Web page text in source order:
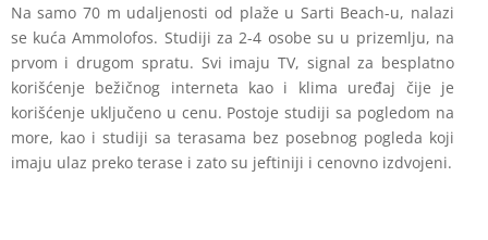
Na samo 70 m udaljenosti od plaže u Sarti Beach-u, nalazi
se kuća Ammolofos. Studiji za 2-4 osobe su u prizemlju, na
prvom i drugom spratu. Svi imaju TV, signal za besplatno
korišćenje bežičnog interneta kao i klima uređaj čije je
korišćenje uključeno u cenu. Postoje studiji sa pogledom na
more, kao i studiji sa terasama bez posebnog pogleda koji
imaju ulaz preko terase i zato su jeftiniji i cenovno izdvojeni.